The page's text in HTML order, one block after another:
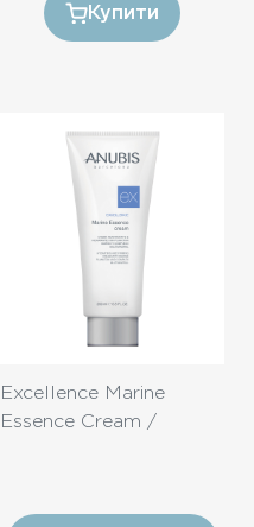
Excellence Marine
Essence Cream /
Купити